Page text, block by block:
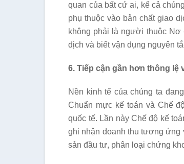
quan của bất cứ ai, kể cả
phụ thuộc vào bản chất giao
không phải là người thuộc
dịch và biết vận dụng nguyên
6. Tiếp cận gần hơn thông lệ
Nền kinh tế của chúng ta
Chuẩn mực kế toán và Chế
quốc tế. Lần này Chế độ kế
ghi nhận doanh thu tương ứng
sản đầu tư, phân loại chứng